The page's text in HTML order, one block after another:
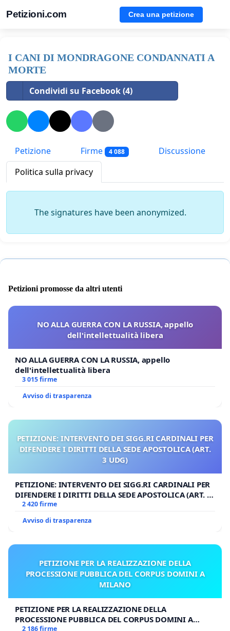
Petizioni.com Crea una petizione
I CANI DI MONDRAGONE CONDANNATI A
MORTE
Condividi su Facebook (4)
Petizione Firme 4 088
Discussione
Politica sulla privacy
The signatures have been anonymized.
Petizioni promosse da altri utenti
NO ALLA GUERRA CON LA RUSSIA, appello
dell'intellettualità libera
NO ALLA GUERRA CON LA RUSSIA, appello
dell'intellettualità libera
3 015 firme
Avviso di trasparenza
PETIZIONE: INTERVENTO DEI SIGG.RI CARDINALI PER
DIFENDERE I DIRITTI DELLA SEDE APOSTOLICA (ART.
3 UDG)
PETIZIONE: INTERVENTO DEI SIGG.RI CARDINALI PER
DIFENDERE I DIRITTI DELLA SEDE APOSTOLICA (ART. 3
UDG)
2 420 firme
Avviso di trasparenza
PETIZIONE PER LA REALIZZAZIONE DELLA
PROCESSIONE PUBBLICA DEL CORPUS DOMINI A
MILANO
PETIZIONE PER LA REALIZZAZIONE DELLA
PROCESSIONE PUBBLICA DEL CORPUS DOMINI A
2 186 firme